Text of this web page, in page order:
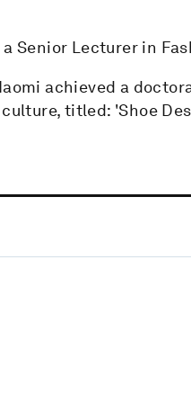
a Senior Lecturer in
achieved a
titled: 'Shoe